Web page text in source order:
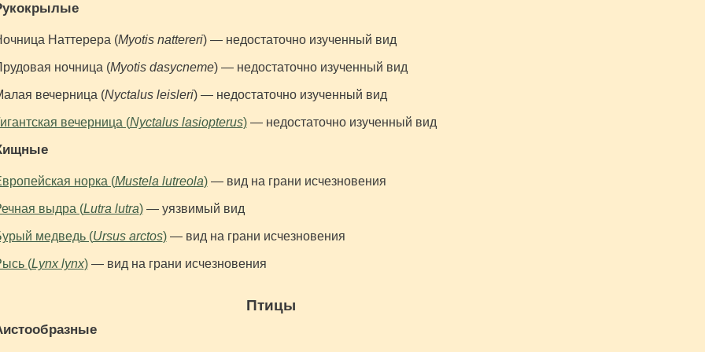
Наттерера (Myotis nattereri) — недостаточно изученный вид
ночница (Myotis dasycneme) — недостаточно изученный вид
вечерница (Nyctalus leisleri) — недостаточно изученный вид
вечерница (Nyctalus lasiopterus)— недостаточно изученный вид
норка (Mustela lutreola)— вид на грани исчезновения
выдра (Lutra lutra)— уязвимый вид
медведь (Ursus arctos)— вид на грани исчезновения
(Lynx lynx)— вид на грани исчезновения
Птицы